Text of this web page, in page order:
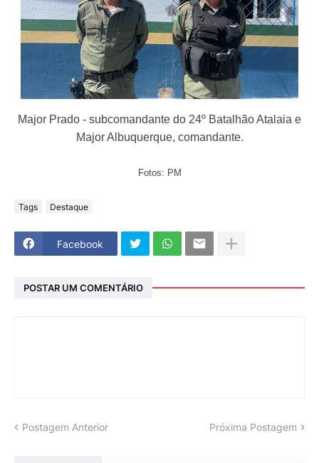
Major Prado - subcomandante do 24º Batalhão Atalaia e
Major Albuquerque, comandante.
Fotos: PM
Tags Destaque
Facebook
POSTAR UM COMENTÁRIO
Postagem Anterior Próxima Postagem